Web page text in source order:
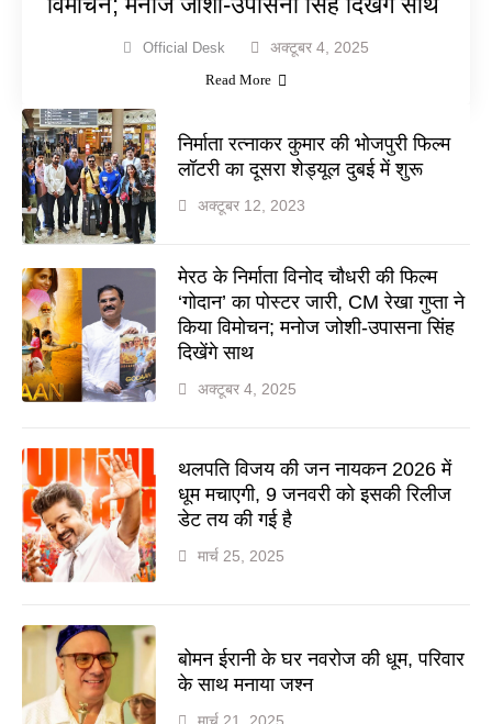
Official Desk अक्टूबर 4, 2025
Read More
निर्माता रत्नाकर कुमार की भोजपुरी फिल्म
लॉटरी का दूसरा शेड्यूल दुबई में शुरू
अक्टूबर 12, 2023
मेरठ के निर्माता विनोद चौधरी की फिल्म
‘गोदान’ का पोस्टर जारी, CM रेखा गुप्ता ने
किया विमोचन; मनोज जोशी-उपासना सिंह
दिखेंगे साथ
अक्टूबर 4, 2025
थलपति विजय की जन नायकन 2026 में
धूम मचाएगी, 9 जनवरी को इसकी रिलीज
डेट तय की गई है
मार्च 25, 2025
बोमन ईरानी के घर नवरोज की धूम, परिवार
के साथ मनाया जश्न